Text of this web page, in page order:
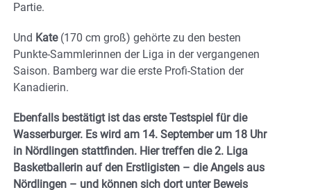
Partie.
Und Kate(170 cm groß) gehörte zu den besten
Punkte-Sammlerinnen der Liga in der vergangenen
Saison. Bamberg war die erste Profi-Station der
Kanadierin.
Ebenfalls bestätigt ist das erste Testspiel für die
Wasserburger. Es wird am 14. September um 18 Uhr
in Nördlingen stattfinden. Hier treffen die 2. Liga
Basketballerin auf den Erstligisten – die Angels aus
Nördlingen – und können sich dort unter Beweis